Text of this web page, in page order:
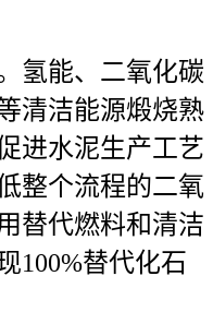
能、二氧化碳
清洁能源煅烧熟
进水泥生产工艺
整个流程的二氧
替代燃料和清洁
100%替代化石